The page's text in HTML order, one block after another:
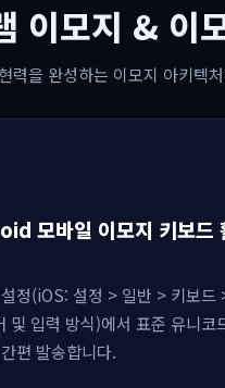
이모지 & 이
력을 완성하는 이모지 아키텍
모바일 이모지 키보드
정(iOS: 설정 > 일반 > 키보드
입력 방식)에서 표준 유니코
편 발송합니다.